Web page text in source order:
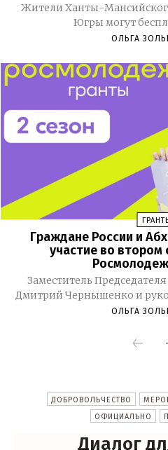
Жители Ханты-
Югры могут
ОЛЬГА
Граждане России и
участие во втором
Заместитель
Дмитрий Чернышенко и
ОЛЬГА